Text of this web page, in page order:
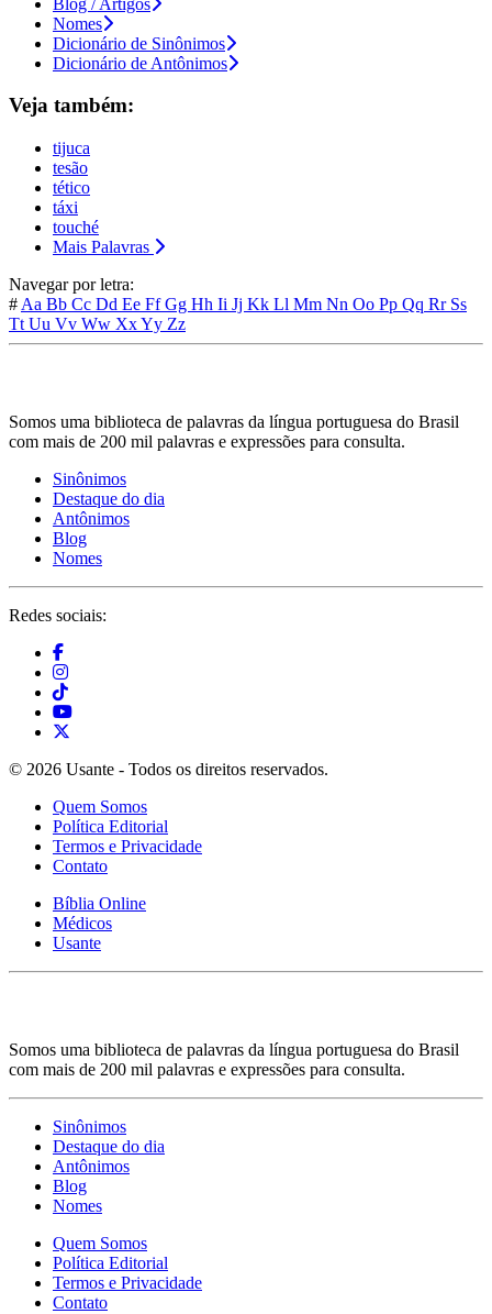
Nomes
Dicionário de Sinônimos
Dicionário de Antônimos
Veja também:
tijuca
tesão
tético
táxi
touché
Mais Palavras
Navegar por letra:
# Aa Bb Cc Dd Ee FfGg Hh Ii Jj Kk Ll Mm Nn Oo Pp Qq Rr Ss
Tt Uu Vv Ww XxYy Zz
Somos uma biblioteca de palavras da língua portuguesa do Brasil
com mais de 200 mil palavras e expressões para consulta.
Sinônimos
Destaque do dia
Antônimos
Blog
Nomes
Redes sociais:
© 2026 Usante - Todos os direitos reservados.
Quem Somos
Política Editorial
Termos e Privacidade
Contato
Bíblia Online
Médicos
Usante
Somos uma biblioteca de palavras da língua portuguesa do Brasil
com mais de 200 mil palavras e expressões para consulta.
Sinônimos
Destaque do dia
Antônimos
Blog
Nomes
Quem Somos
Política Editorial
Termos e Privacidade
Contato